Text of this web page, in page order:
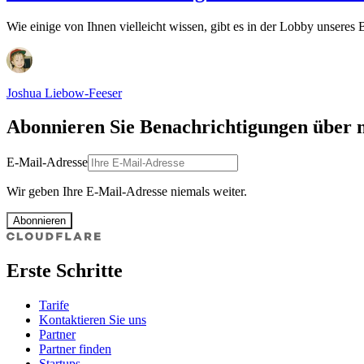
Wie einige von Ihnen vielleicht wissen, gibt es in der Lobby
Joshua Liebow-Feeser
Abonnieren Sie Benachrichtigungen über
E-Mail-Adresse
Wir geben Ihre E-Mail-Adresse niemals weiter.
Abonnieren
Erste Schritte
Tarife
Kontaktieren Sie uns
Partner
Partner finden